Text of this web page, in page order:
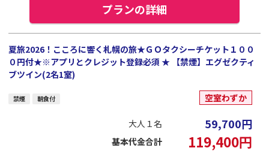
プランの詳細
夏旅2026！こころに響く札幌の旅★ＧＯタクシーチケット１００
０円付★※アプリとクレジット登録必須 ★ 【禁煙】エグゼクティ
ブツイン(2名1室)
禁煙 朝食付 空室わずか
大人１名 59,700円
基本代金合計 119,400円